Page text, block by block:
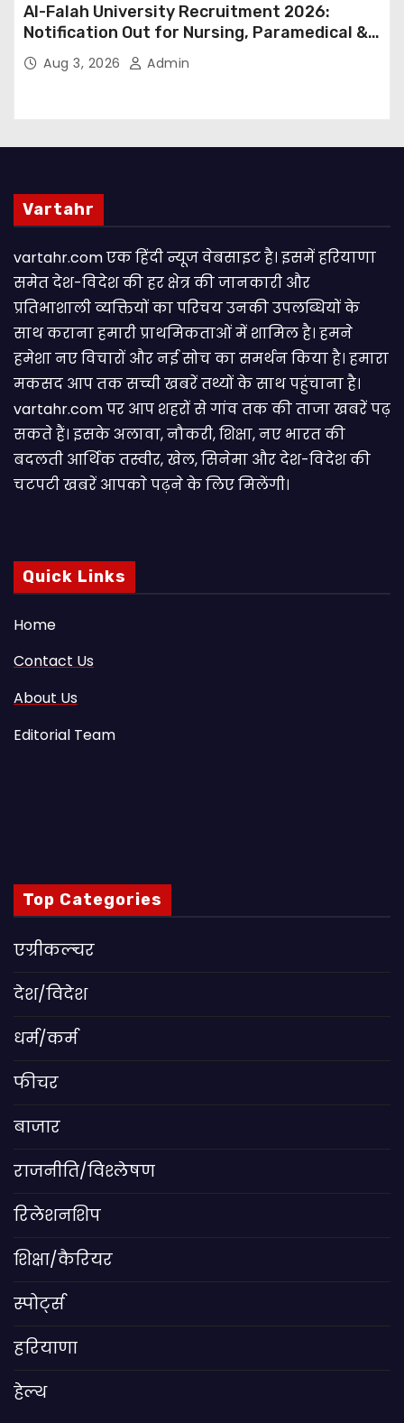
Al-Falah University Recruitment 2026:
Notification Out for Nursing, Paramedical &
Supporting Staff Posts, Apply Through Email
Aug 3, 2026 Admin
Vartahr
vartahr.com एक हिंदी न्यूज वेबसाइट है। इसमें हरियाणा
समेत देश-विदेश की हर क्षेत्र की जानकारी और
प्रतिभाशाली व्यक्तियों का परिचय उनकी उपलब्धियों के
साथ कराना हमारी प्राथमिकताओं में शामिल है। हमने
हमेशा नए विचारों और नई सोच का समर्थन किया है। हमारा
मकसद आप तक सच्ची खबरें तथ्यों के साथ पहुंचाना है।
vartahr.com पर आप शहरों से गांव तक की ताजा खबरें पढ़
सकते हैं। इसके अलावा, नौकरी, शिक्षा, नए भारत की
बदलती आर्थिक तस्वीर, खेल, सिनेमा और देश-विदेश की
चटपटी खबरें आपकाे पढ़ने के लिए मिलेंगी।
Quick Links
Home
Contact Us
About Us
Editorial Team
Top Categories
एग्रीकल्चर
देश/विदेश
धर्म/कर्म
फीचर
बाजार
राजनीति/विश्लेषण
रिलेशनशिप
शिक्षा/कैरियर
स्पोर्ट्स
हरियाणा
हेल्थ